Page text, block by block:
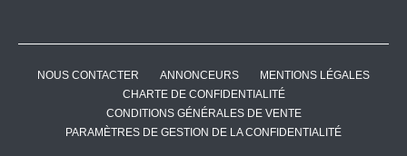
NOUS CONTACTER ANNONCEURS
MENTIONS LÉGALES
CHARTE DE CONFIDENTIALITÉ
CONDITIONS GÉNÉRALES DE VENTE
PARAMÈTRES DE GESTION DE LA CONFIDENTIALITÉ